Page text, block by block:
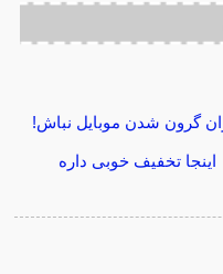
گرون شدن موبایل نباش!
اینجا تخفیف خوبی داره